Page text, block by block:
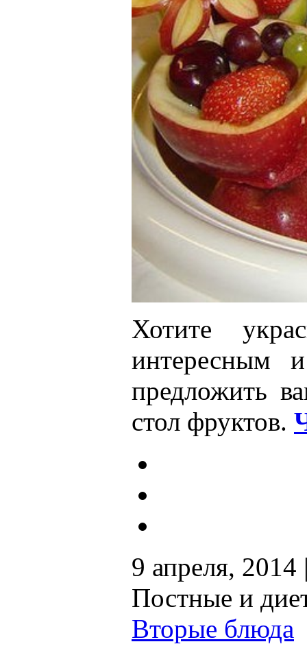
Хотите
интересным
предложить
стол фруктов.
9 апреля,
Постные и
Вторые блюда